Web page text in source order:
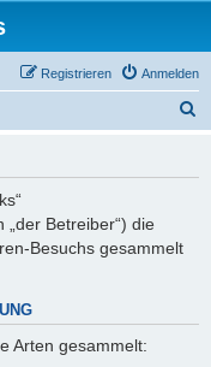
Anmelden
Registrieren
„der Betreiber“) die
Besuchs gesammelt
Arten gesammelt: